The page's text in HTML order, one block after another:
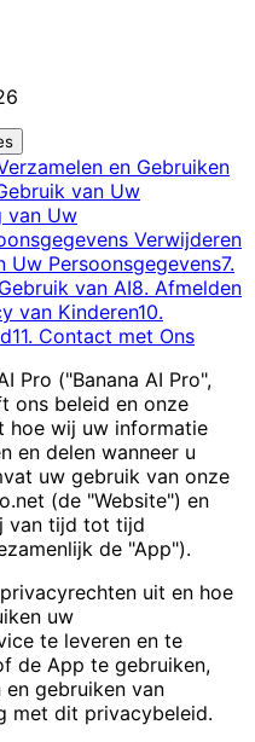
en Gebruiken
van Uw
van Uw
Verwijderen
Uw Persoonsgegevens7.
van AI8. Afmelden
van Kinderen10.
11. Contact met Ons
Pro ("Banana AI Pro",
ons beleid en onze
hoe wij uw informatie
en delen wanneer u
uw gebruik van onze
(de "Website") en
van tijd tot tijd
de "App").
uit en hoe
uw
te leveren en te
de App te gebruiken,
gebruiken van
met dit privacybeleid.